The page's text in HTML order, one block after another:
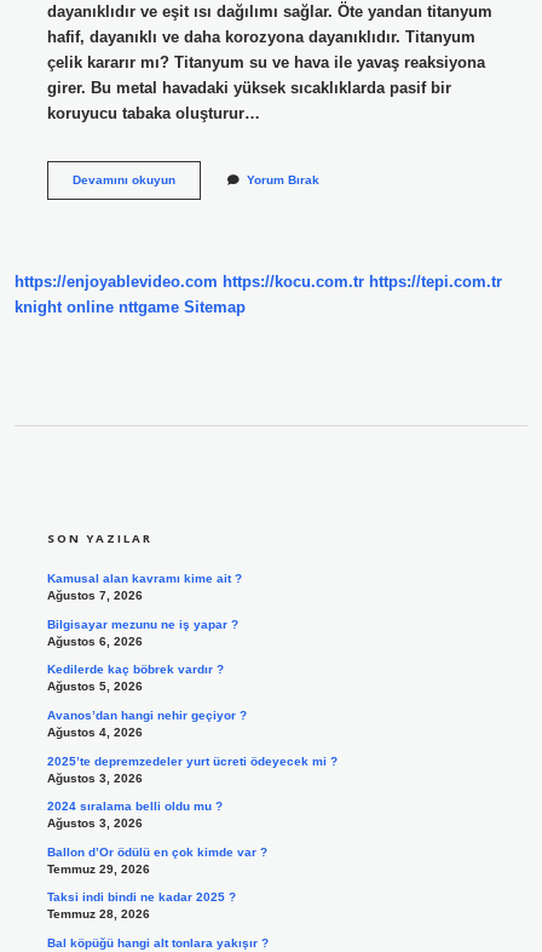
dayanıklıdır ve eşit ısı dağılımı sağlar. Öte yandan titanyum
hafif, dayanıklı ve daha korozyona dayanıklıdır. Titanyum
çelik kararır mı? Titanyum su ve hava ile yavaş reaksiyona
girer. Bu metal havadaki yüksek sıcaklıklarda pasif bir
koruyucu tabaka oluşturur…
Devamını okuyunTitanyum
Yorum Bırak
https://enjoyablevideo.com https://kocu.com.tr https://tepi.com.tr
knight online nttgame Sitemap
SON YAZILAR
Kamusal alan kavramı kime ait ?
Ağustos 7, 2026
Bilgisayar mezunu ne iş yapar ?
Ağustos 6, 2026
Kedilerde kaç böbrek vardır ?
Ağustos 5, 2026
Avanos’dan hangi nehir geçiyor ?
Ağustos 4, 2026
2025’te depremzedeler yurt ücreti ödeyecek mi ?
Ağustos 3, 2026
2024 sıralama belli oldu mu ?
Ağustos 3, 2026
Ballon d’Or ödülü en çok kimde var ?
Temmuz 29, 2026
Taksi indi bindi ne kadar 2025 ?
Temmuz 28, 2026
Bal köpüğü hangi alt tonlara yakışır ?